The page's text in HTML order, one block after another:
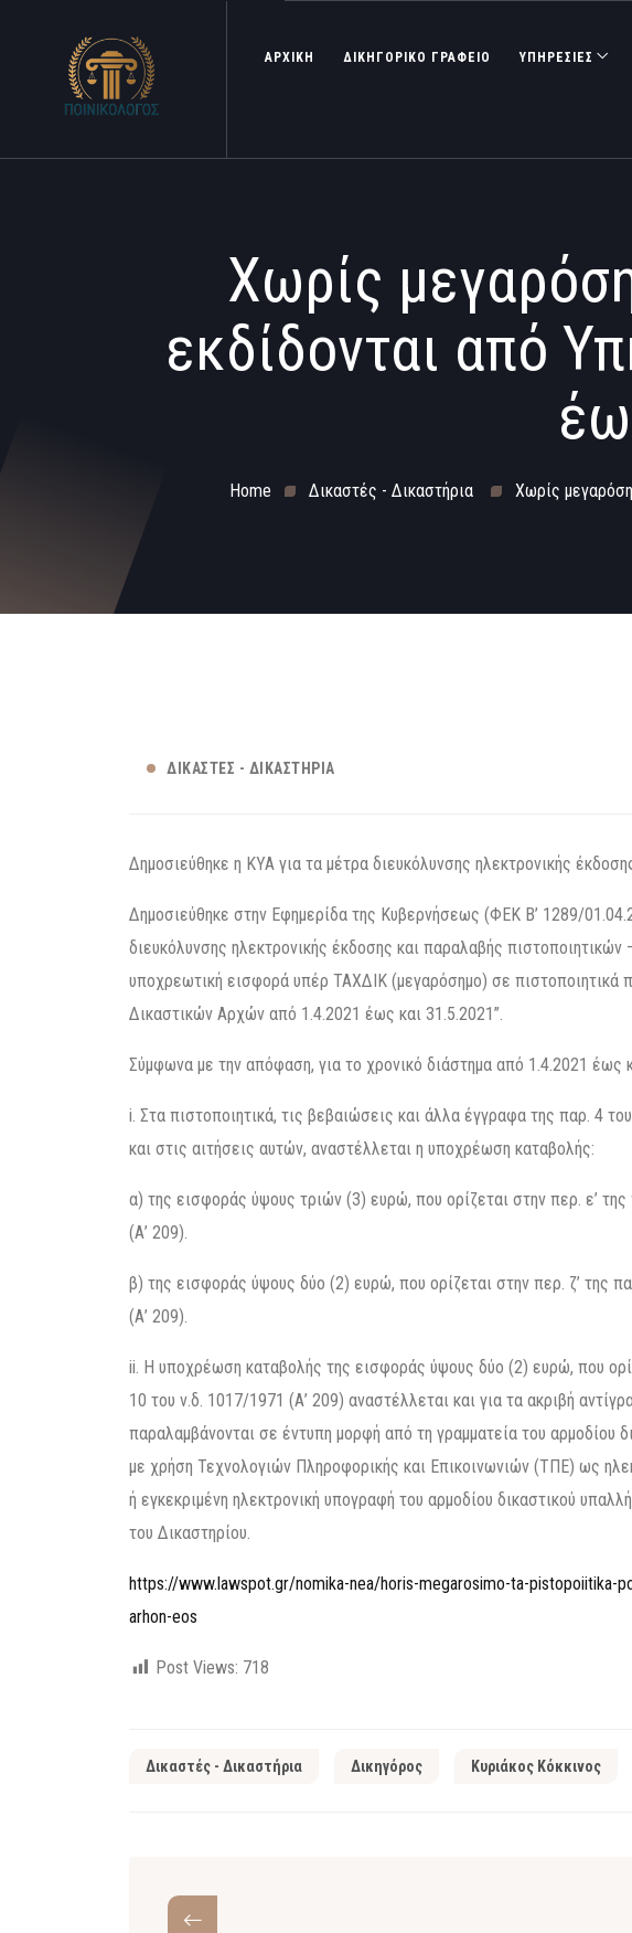
ΑΡΧΙΚΗ ΔΙΚΗΓΟΡΙΚΟ ΓΡΑΦΕΙΟ ΥΠΗΡΕΣΙΕΣ
Χωρίς
εκδίδονται από
Home Δικαστές - Δικαστήρια Χωρίς
ΔΙΚΑΣΤΈΣ - ΔΙΚΑΣΤΉΡΙΑ
Δημοσιεύθηκε η ΚΥΑ για τα μέτρα διευκόλυνσης ηλεκτρονικής
Δημοσιεύθηκε στην Εφημερίδα της Κυβερνήσεως (ΦΕΚ B’ 1289/
διευκόλυνσης ηλεκτρονικής έκδοσης και παραλαβής
υποχρεωτική εισφορά υπέρ ΤΑΧΔΙΚ (μεγαρόσημο) σε πιστοποιητικά
Δικαστικών Αρχών από 1.4.2021 έως και 31.5.2021”.
Σύμφωνα με την απόφαση, για το χρονικό διάστημα από 1.4.2021 έως
i. Στα πιστοποιητικά, τις βεβαιώσεις και άλλα έγγραφα της παρ. 4
και στις αιτήσεις αυτών, αναστέλλεται η υποχρέωση καταβολής:
α) της εισφοράς ύψους τριών (3) ευρώ, που ορίζεται στην περ. ε’
(Α’ 209).
β) της εισφοράς ύψους δύο (2) ευρώ, που ορίζεται στην περ. ζ’ της
(Α’ 209).
ii. Η υποχρέωση καταβολής της εισφοράς ύψους δύο (2) ευρώ, που
10 του ν.δ. 1017/1971 (Α’ 209) αναστέλλεται και για τα ακριβή
παραλαμβάνονται σε έντυπη μορφή από τη γραμματεία του αρμοδίου
με χρήση Τεχνολογιών Πληροφορικής και Επικοινωνιών (ΤΠΕ) ως
ή εγκεκριμένη ηλεκτρονική υπογραφή του αρμοδίου δικαστικού
του Δικαστηρίου.
https://www.lawspot.gr/nomika-nea/horis-megarosimo-ta-pistopoiitika-
arhon-eos
Post Views: 718
Δικαστές - Δικαστήρια Δικηγόρος Κυριάκος Κόκκινος